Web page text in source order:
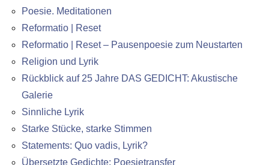
Poesie. Meditationen
Reformatio | Reset
Reformatio | Reset – Pausenpoesie zum Neustarten
Religion und Lyrik
Rückblick auf 25 Jahre DAS GEDICHT: Akustische
Galerie
Sinnliche Lyrik
Starke Stücke, starke Stimmen
Statements: Quo vadis, Lyrik?
Übersetzte Gedichte: Poesietransfer